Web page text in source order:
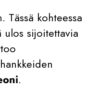
Tässä kohteessa
sijoitettavia
.